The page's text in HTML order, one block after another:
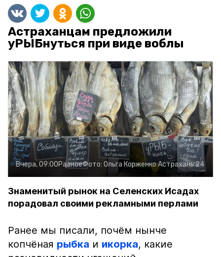
Астраханцам предложили
уРЫБнуться при виде воблы
Вчера, 09:00РазноеФото: Ольга КорженкоАстрахань 24
Знаменитый рынок на Селенских Исадах
порадовал своими рекламными перлами
Ранее мы писали, почём нынче
копчёная рыбка и икорка, какие